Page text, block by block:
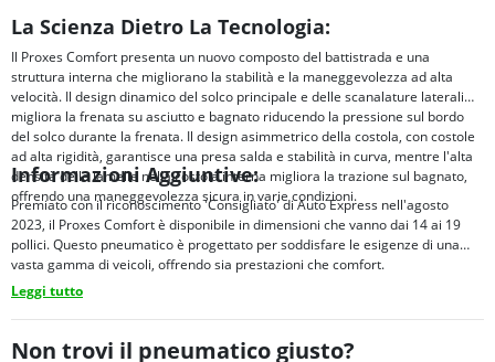
La Scienza Dietro La Tecnologia:
Il Proxes Comfort presenta un nuovo composto del battistrada e una
struttura interna che migliorano la stabilità e la maneggevolezza ad alta
velocità. Il design dinamico del solco principale e delle scanalature laterali
migliora la frenata su asciutto e bagnato riducendo la pressione sul bordo
del solco durante la frenata. Il design asimmetrico della costola, con costole
ad alta rigidità, garantisce una presa salda e stabilità in curva, mentre l'alta
densità delle lamelle nella costola interna migliora la trazione sul bagnato,
offrendo una maneggevolezza sicura in varie condizioni.
Informazioni Aggiuntive:
Premiato con il riconoscimento 'Consigliato' di Auto Express nell'agosto
2023, il Proxes Comfort è disponibile in dimensioni che vanno dai 14 ai 19
pollici. Questo pneumatico è progettato per soddisfare le esigenze di una
vasta gamma di veicoli, offrendo sia prestazioni che comfort.
Leggi tutto
Non trovi il pneumatico giusto?